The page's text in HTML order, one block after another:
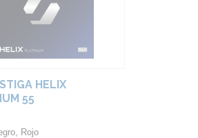
HELIX
55
Rojo